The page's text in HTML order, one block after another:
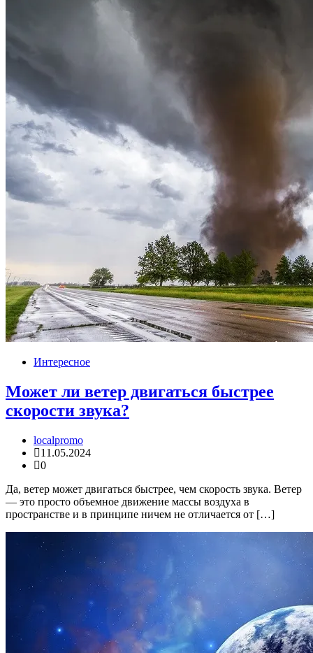
Интересное
Может ли ветер двигаться быстрее
скорости звука?
localpromo
11.05.2024
0
Да, ветер может двигаться быстрее, чем скорость звука. Ветер
— это просто объемное движение массы воздуха в
пространстве и в принципе ничем не отличается от […]